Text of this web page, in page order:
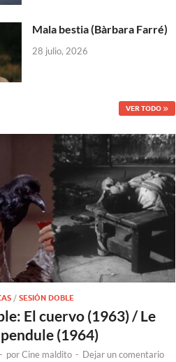
Mala bestia (Bàrbara Farré)
28 julio, 2026
VER TODO
/SESIÓN DOBLE
El cuervo (1963) / Le
(1964)
- porCine maldito - Dejar un comentario